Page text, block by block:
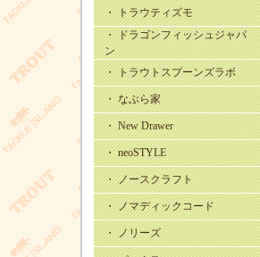
・ トラウティズモ
・ ドラゴンフィッシュジャパ
ン
・ トラウトスプーンズラボ
・ なぶら家
・ New Drawer
・ neoSTYLE
・ ノースクラフト
・ ノマディックコード
・ ノリーズ